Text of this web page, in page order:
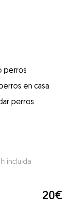
perros
en casa
perros
incluida
20€